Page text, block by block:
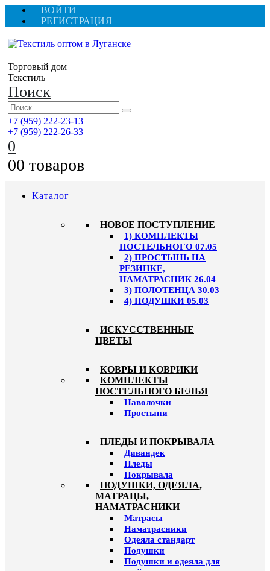
ВОЙТИ
РЕГИСТРАЦИЯ
Торговый дом
Текстиль
Поиск
+7 (959) 222-23-13
+7 (959) 222-26-33
0
00 товаров
Каталог
HОВОЕ ПОСТУПЛЕНИЕ
1) КОМПЛЕКТЫ
ПОСТЕЛЬНОГО 07.05
2) ПРОСТЫНЬ НА
РЕЗИНКЕ,
НАМАТРАСНИК 26.04
3) ПОЛОТЕНЦА 30.03
4) ПОДУШКИ 05.03
ИСКУССТВЕННЫЕ
ЦВЕТЫ
КОВРЫ И КОВРИКИ
КОМПЛЕКТЫ
ПОСТЕЛЬНОГО БЕЛЬЯ
Наволочки
Простыни
ПЛЕДЫ И ПОКРЫВАЛА
Дивандек
Пледы
Покрывала
ПОДУШКИ, ОДЕЯЛА,
МАТРАЦЫ,
НАМАТРАСНИКИ
Матрасы
Наматрасники
Одеяла стандарт
Подушки
Подушки и одеяла для